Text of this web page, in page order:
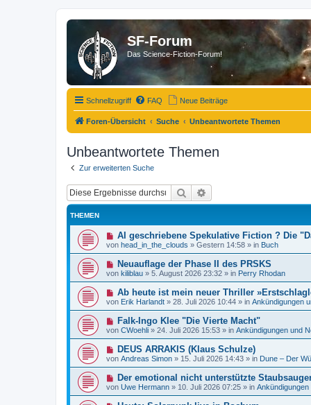
SF-Forum
Das Science-Fiction-Forum!
Schnellzugriff FAQ Neue Beiträge
Foren-Übersicht Suche Unbeantwortete Themen
Unbeantwortete Themen
Zur erweiterten Suche
Suche
THEMEN
N
e
u
e
B
e
t
r
a
g
AI geschriebene Spekulative Fiction ? Die
von head_in_the_clouds » Gestern 14:58 » in Buch
N
e
u
B
e
t
r
a
g
Neuauflage der Phase II des PRSKS
von kiliblau » 5. August 2026 23:32 » in Perry Rhodan
N
e
u
e
B
e
t
r
a
g
Ab heute ist mein neuer Thriller
von Erik Harlandt » 28. Juli 2026 10:44 » in Ankündigungen
N
e
u
e
B
e
t
r
a
Falk-Ingo Klee "Die Vierte Macht"
von CWoehli » 24. Juli 2026 15:53 » in Ankündigungen und
N
e
u
e
B
e
DEUS ARRAKIS (Klaus Schulze)
von Andreas Simon » 15. Juli 2026 14:43 » in Dune – Der
N
e
u
e
Der emotional nicht unterstützte
von Uwe Hermann » 10. Juli 2026 07:25 » in